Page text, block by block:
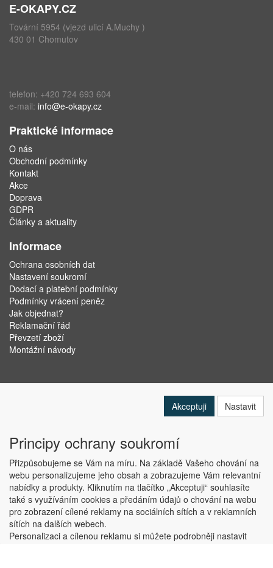
E-OKAPY.CZ
Tovární 5954 (vjezd ulicí A.Muchy )
430 01 Chomutov
telefon: +420 724 693 604
e-mail: info@e-okapy.cz
Praktické informace
O nás
Obchodní podmínky
Kontakt
Akce
Doprava
GDPR
Články a aktuality
Informace
Ochrana osobních dat
Nastavení soukromí
Dodací a platební podmínky
Podmínky vrácení peněz
Jak objednat?
Reklamační řád
Převzetí zboží
Montážní návody
Copyright © ABRA Software a.s. 2019
Akceptuji Nastavit
Principy ochrany soukromí
Přizpůsobujeme se Vám na míru. Na základě Vašeho chování na
webu personalizujeme jeho obsah a zobrazujeme Vám relevantní
nabídky a produkty. Kliknutím na tlačítko „Akceptuji“ souhlasíte
také s využíváním cookies a předáním údajů o chování na webu
pro zobrazení cílené reklamy na sociálních sítích a v reklamních
sítích na dalších webech.
Personalizaci a cílenou reklamu si můžete podrobněji nastavit